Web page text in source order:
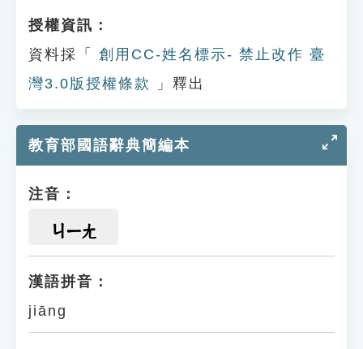
授權資訊：
資料採「
創用CC-姓名標示- 禁止改作 臺
灣3.0版授權條款
」釋出
教育部國語辭典簡編本
注音：
ㄐㄧㄤ
漢語拼音：
jiāng